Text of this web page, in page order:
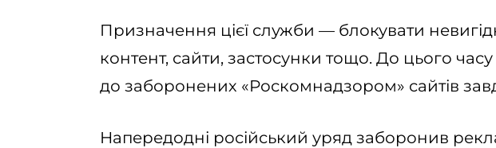
Призначення цієї служби — блокувати
контент, сайти, застосунки тощо. До цього
до заборонених «Роскомнадзором» сайтів
Напередодні російський уряд заборонив